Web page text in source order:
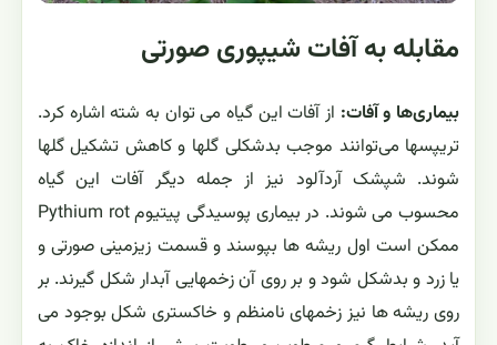
مقابله به آفات شیپوری صورتی
بیماری‌ها و آفات: از آفات این گیاه می توان به شته اشاره کرد.
تریپسها می‌توانند موجب بدشکلی گلها و کاهش تشکیل گلها
شوند. شپشک آردآلود نیز از جمله دیگر آفات این گیاه
محسوب می شوند. در بیماری پوسیدگی پیتیوم Pythium rot
ممکن است اول ریشه ها بپوسند و قسمت زیزمینی صورتی و
یا زرد و بدشکل شود و بر روی آن زخمهایی آبدار شکل گیرند. بر
روی ریشه ها نیز زخمهای نامنظم و خاکستری شکل بوجود می